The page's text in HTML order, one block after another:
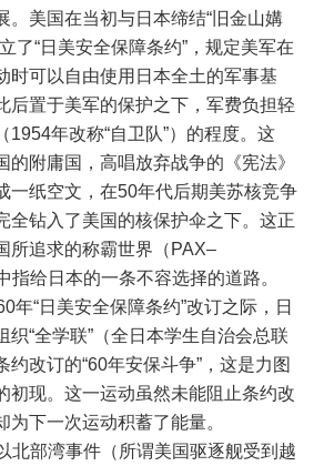
。美国在当初与日本缔结“旧金山媾
了“日美安全保障条约”，规定美军在
时可以自由使用日本全土的军事基
后置于美军的保护之下，军费负担轻
1954年改称“自卫队”）的程度。这
的附庸国，高唱放弃战争的《宪法》
一纸空文，在50年代后期美苏核竞争
全钻入了美国的核保护伞之下。这正
所追求的称霸世界（PAX–
指给日本的一条不容选择的道路。
年“日美安全保障条约”改订之际，日
织“全学联”（全日本学生自治会总联
改订的“60年安保斗争”，这是力图
初现。这一运动虽然未能阻止条约改
为下一次运动积蓄了能量。
部湾事件（所谓美国驱逐舰受到越